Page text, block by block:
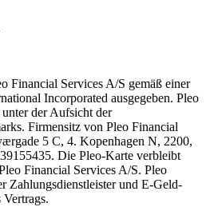
Financial Services A/S gemäß einer
Incorporated ausgegeben. Pleo
der Aufsicht der
Firmensitz von Pleo Financial
5 C, 4. Kopenhagen N, 2200,
Die Pleo-Karte verbleibt
Financial Services A/S. Pleo
Zahlungsdienstleister und E-Geld-